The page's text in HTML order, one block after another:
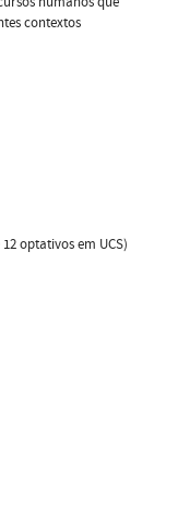
contextos
optativos em UCS)